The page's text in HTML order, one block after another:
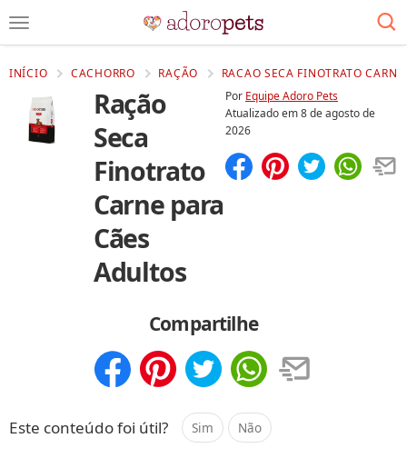
INÍCIO CACHORRO RAÇÃO RACAO SECA FINOTRATO
Ração
Seca
Finotrato
Carne para
Cães
Adultos
Por Equipe Adoro Pets
Atualizado em8 de agosto de
2026
Compartilhe
Este conteúdo foi útil? Sim Não